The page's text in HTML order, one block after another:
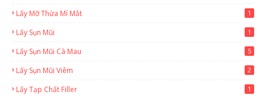
Lấy Mỡ Thừa Mí Mắt 1
Lấy Sụn Mũi 1
Lấy Sụn Mũi Cà Mau 5
Lấy Sụn Mũi Viêm 2
Lấy Tạp Chất Filler 1